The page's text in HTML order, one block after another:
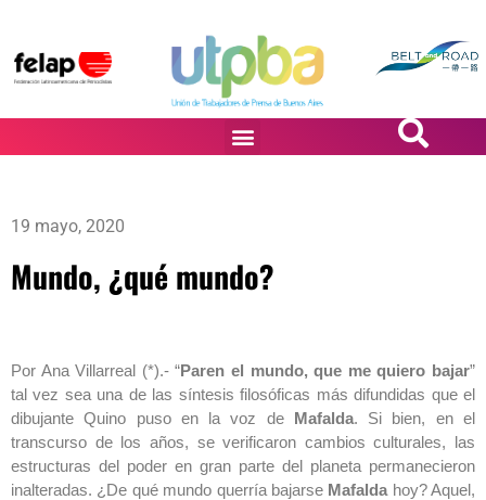
19 mayo, 2020
Mundo, ¿qué mundo?
Por Ana Villarreal (*).- “Paren el mundo, que me quiero bajar”
tal vez sea una de las síntesis filosóficas más difundidas que el
dibujante Quino puso en la voz de Mafalda. Si bien, en el
transcurso de los años, se verificaron cambios culturales, las
estructuras del poder en gran parte del planeta permanecieron
inalteradas. ¿De qué mundo querría bajarse Mafalda hoy? Aquel,